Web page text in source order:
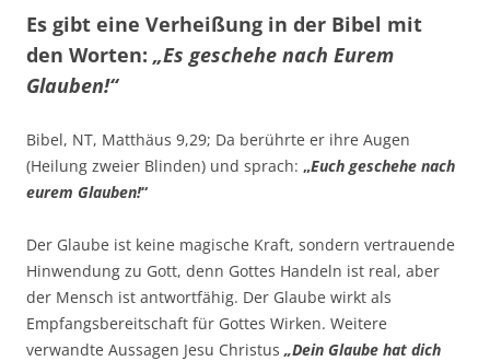
Es gibt eine Verheißung in der Bibel mit
den Worten: „Es geschehe nach Eurem
Glauben!“
Bibel, NT, Matthäus 9,29; Da berührte er ihre Augen
(Heilung zweier Blinden) und sprach: „Euch geschehe nach
eurem Glauben!“
Der Glaube ist keine magische Kraft, sondern vertrauende
Hinwendung zu Gott, denn Gottes Handeln ist real, aber
der Mensch ist antwortfähig. Der Glaube wirkt als
Empfangsbereitschaft für Gottes Wirken. Weitere
verwandte Aussagen Jesu Christus „Dein Glaube hat dich